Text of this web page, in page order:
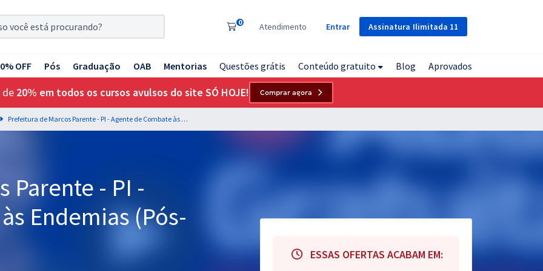
Assinatura Ilimitada 11
0 Atendimento Entrar
OFF Pós Graduação OAB Mentorias Questões grátis Conteúdo gratuito Blog Aprovados
de 20% em todos os cursos avulsos do site SÓ HOJE! Comprar agora
Prefeitura de Marcos Parente - PI - Agente de Combate às Endemias (Pós-Edital)
Parente - PI -
Endemias (Pós-
ESSAS OFERTAS ACABAM EM: